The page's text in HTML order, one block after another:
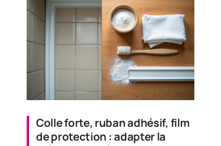
Colle forte, ruban adhésif, film
de protection : adapter la